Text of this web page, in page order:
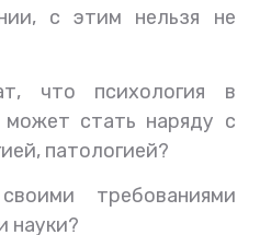
с этим нельзя не
что психология в
стать наряду с
патологией?
требованиями
науки?